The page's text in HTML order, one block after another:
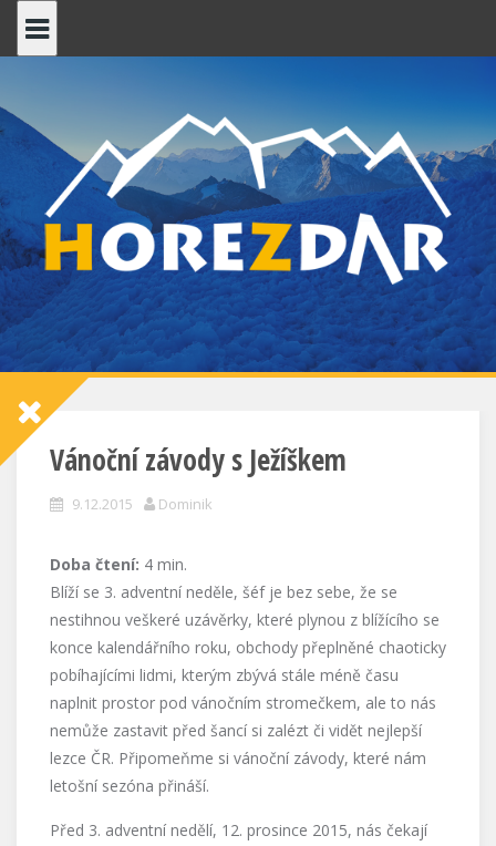
Vánoční závody s Ježíškem
9.12.2015 Dominik
Doba čtení: 4 min.
Blíží se 3. adventní neděle, šéf je bez sebe, že se
nestihnou veškeré uzávěrky, které plynou z blížícího se
konce kalendářního roku, obchody přeplněné chaoticky
pobíhajícími lidmi, kterým zbývá stále méně času
naplnit prostor pod vánočním stromečkem, ale to nás
nemůže zastavit před šancí si zalézt či vidět nejlepší
lezce ČR. Připomeňme si vánoční závody, které nám
letošní sezóna přináší.
Před 3. adventní nedělí, 12. prosince 2015, nás čekají